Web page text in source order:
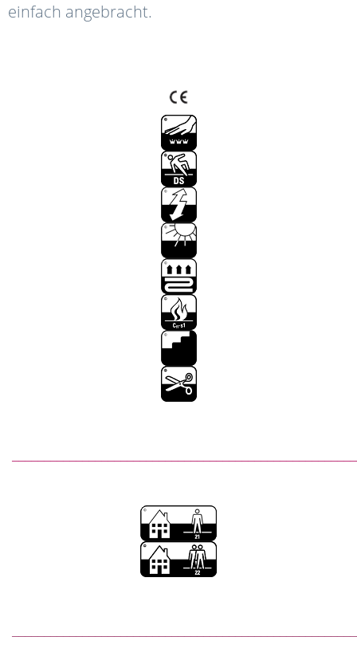
einfach angebracht.